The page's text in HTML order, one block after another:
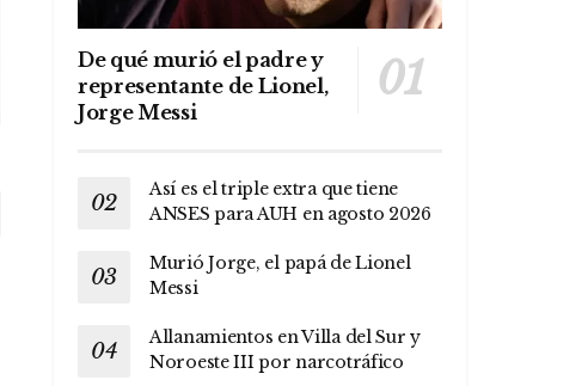
De qué murió el padre y
representante de Lionel,
Jorge Messi
Así es el triple extra que tiene
ANSES para AUH en agosto 2026
Murió Jorge, el papá de Lionel
Messi
Allanamientos en Villa del Sur y
Noroeste III por narcotráfico